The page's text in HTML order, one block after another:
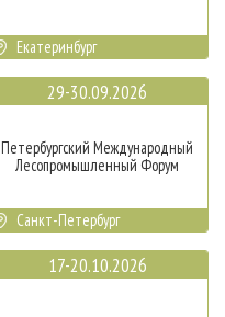
Екатеринбург
29-30.09.2026
Петербургский Международный
Лесопромышленный Форум
Санкт-Петербург
17-20.10.2026